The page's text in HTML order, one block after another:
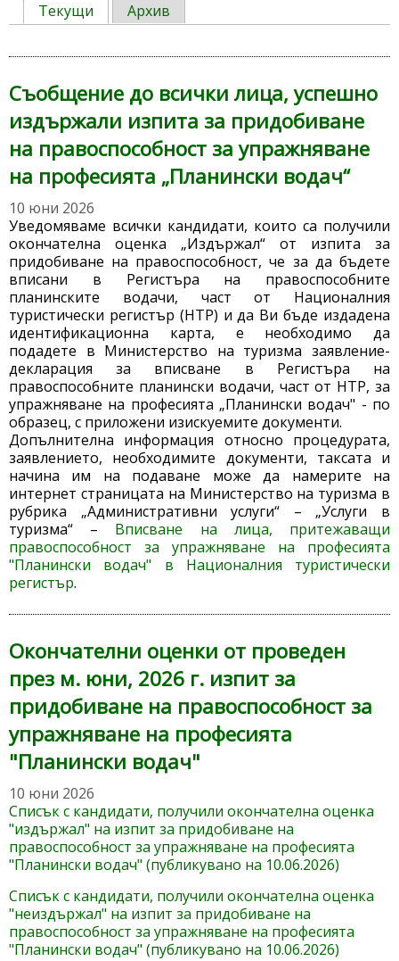
Текущи Архив
Съобщение до всички лица, успешно
издържали изпита за придобиване
на правоспособност за упражняване
на професията „Планински водач“
10 юни 2026
Уведомяваме всички кандидати, които са получили
окончателна оценка „Издържал“ от изпита за
придобиване на правоспособност, че за да бъдете
вписани в Регистъра на правоспособните
планинските водачи, част от Националния
туристически регистър (НТР) и да Ви бъде издадена
идентификационна карта, е необходимо да
подадете в Министерство на туризма заявление-
декларация за вписване в Регистъра на
правоспособните планински водачи, част от НТР, за
упражняване на професията „Планински водач" - по
образец, с приложени изискуемите документи.
Допълнителна информация относно процедурата,
заявлението, необходимите документи, таксата и
начина им на подаване може да намерите на
интернет страницата на Министерство на туризма в
рубрика „Административни услуги“ – „Услуги в
туризма“ – Вписване на лица, притежаващи
правоспособност за упражняване на професията
"Планински водач" в Националния туристически
регистър.
Окончателни оценки от проведен
през м. юни, 2026 г. изпит за
придобиване на правоспособност за
упражняване на професията
"Планински водач"
10 юни 2026
Списък с кандидати, получили окончателна оценка
"издържал" на изпит за придобиване на
правоспособност за упражняване на професията
"Планински водач" (публикувано на 10.06.2026)
Списък с кандидати, получили окончателна оценка
"неиздържал" на изпит за придобиване на
правоспособност за упражняване на професията
"Планински водач" (публикувано на 10.06.2026)